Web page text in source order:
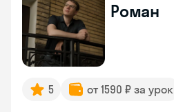
Роман
5 от 1590 ₽ за урок